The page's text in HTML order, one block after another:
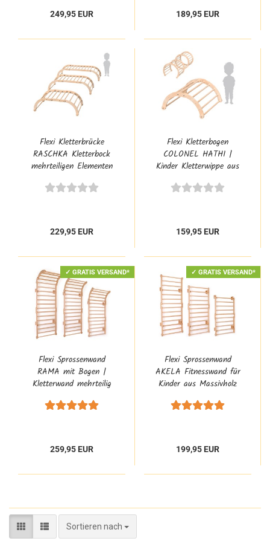
249,95 EUR 189,95 EUR
Flexi Kletterbrücke
RASCHKA Kletterbock
mehrteiligen Elementen
229,95 EUR
Flexi Kletterbogen
COLONEL HATHI |
Kinder Kletterwippe aus
159,95 EUR
✓ GRATIS VERSAND*
Flexi Sprossenwand
RAMA mit Bogen |
Kletterwand mehrteilig
259,95 EUR
✓ GRATIS VERSAND*
Flexi Sprossenwand
AKELA Fitnesswand für
Kinder aus Massivholz
199,95 EUR
Sortieren nach
Sortieren nach